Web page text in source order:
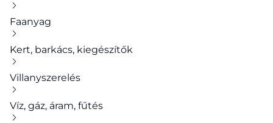
Faanyag
Kert, barkács, kiegészítők
Villanyszerelés
Víz, gáz, áram, fűtés